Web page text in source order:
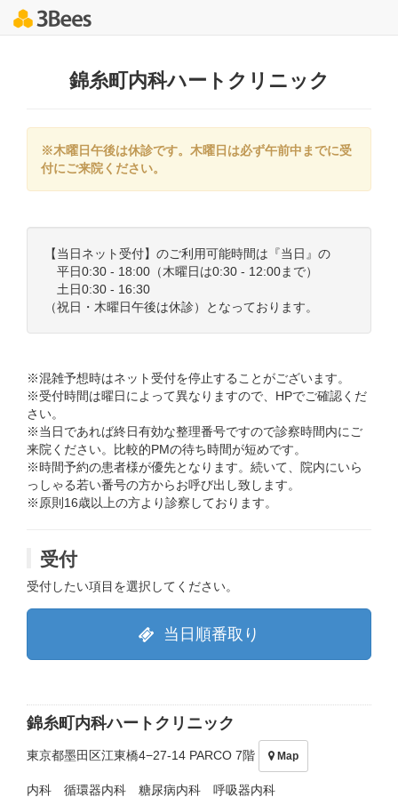
錦糸町内科ハートクリニック
※木曜日午後は休診です。木曜日は必ず午前中までに受
付にご来院ください。
【当日ネット受付】のご利用可能時間は『当日』の
平日0:30 - 18:00（木曜日は0:30 - 12:00まで）
土日0:30 - 16:30
（祝日・木曜日午後は休診）となっております。
※混雑予想時はネット受付を停止することがございます。
※受付時間は曜日によって異なりますので、HPでご確認くだ
さい。
※当日であれば終日有効な整理番号ですので診察時間内にご
来院ください。比較的PMの待ち時間が短めです。
※時間予約の患者様が優先となります。続いて、院内にいら
っしゃる若い番号の方からお呼び出し致します。
※原則16歳以上の方より診察しております。
受付
受付したい項目を選択してください。
当日順番取り
錦糸町内科ハートクリニック
東京都墨田区江東橋4−27-14 PARCO 7階 Map
内科 循環器内科 糖尿病内科 呼吸器内科